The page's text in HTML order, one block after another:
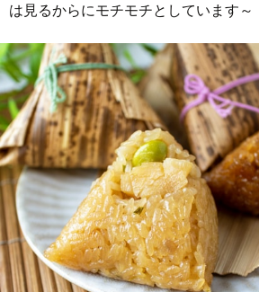
は見るからにモチモチとしています～